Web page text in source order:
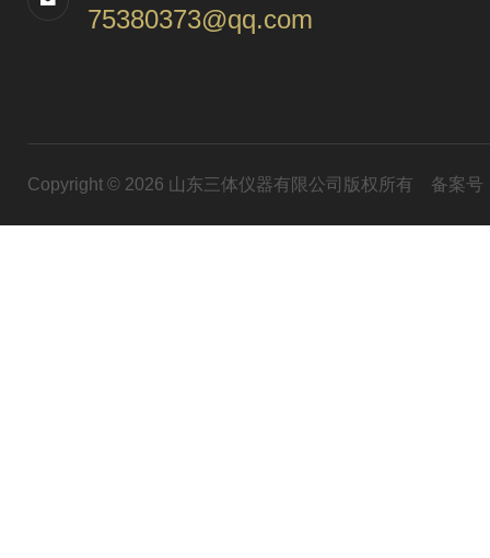
75380373@qq.com
Copyright © 2026 山东三体仪器有限公司版权所有 备案号